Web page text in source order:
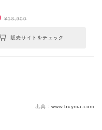
¥18,900
販売サイトをチェック
出典： www.buyma.com